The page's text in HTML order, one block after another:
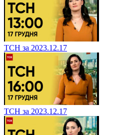
ТСН за 2023.12.17
ТСН за 2023.12.17